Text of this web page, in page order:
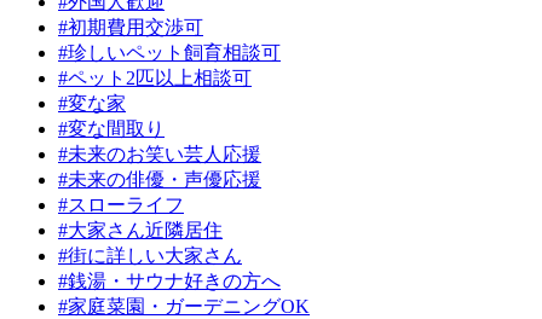
#初期費用交渉可
#珍しいペット飼育相談可
#ペット2匹以上相談可
#変な家
#変な間取り
#未来のお笑い芸人応援
#未来の俳優・声優応援
#スローライフ
#大家さん近隣居住
#街に詳しい大家さん
#銭湯・サウナ好きの方へ
#家庭菜園・ガーデニングOK